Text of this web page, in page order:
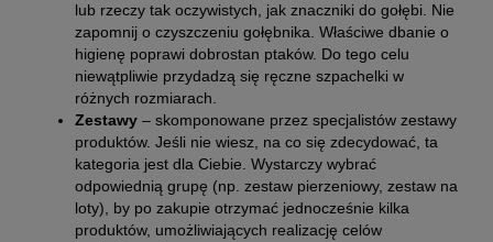
lub rzeczy tak oczywistych, jak znaczniki do gołębi. Nie
zapomnij o czyszczeniu gołębnika. Właściwe dbanie o
higienę poprawi dobrostan ptaków. Do tego celu
niewątpliwie przydadzą się ręczne szpachelki w
różnych rozmiarach.
Zestawy – skomponowane przez specjalistów zestawy
produktów. Jeśli nie wiesz, na co się zdecydować, ta
kategoria jest dla Ciebie. Wystarczy wybrać
odpowiednią grupę (np. zestaw pierzeniowy, zestaw na
loty), by po zakupie otrzymać jednocześnie kilka
produktów, umożliwiających realizację celów